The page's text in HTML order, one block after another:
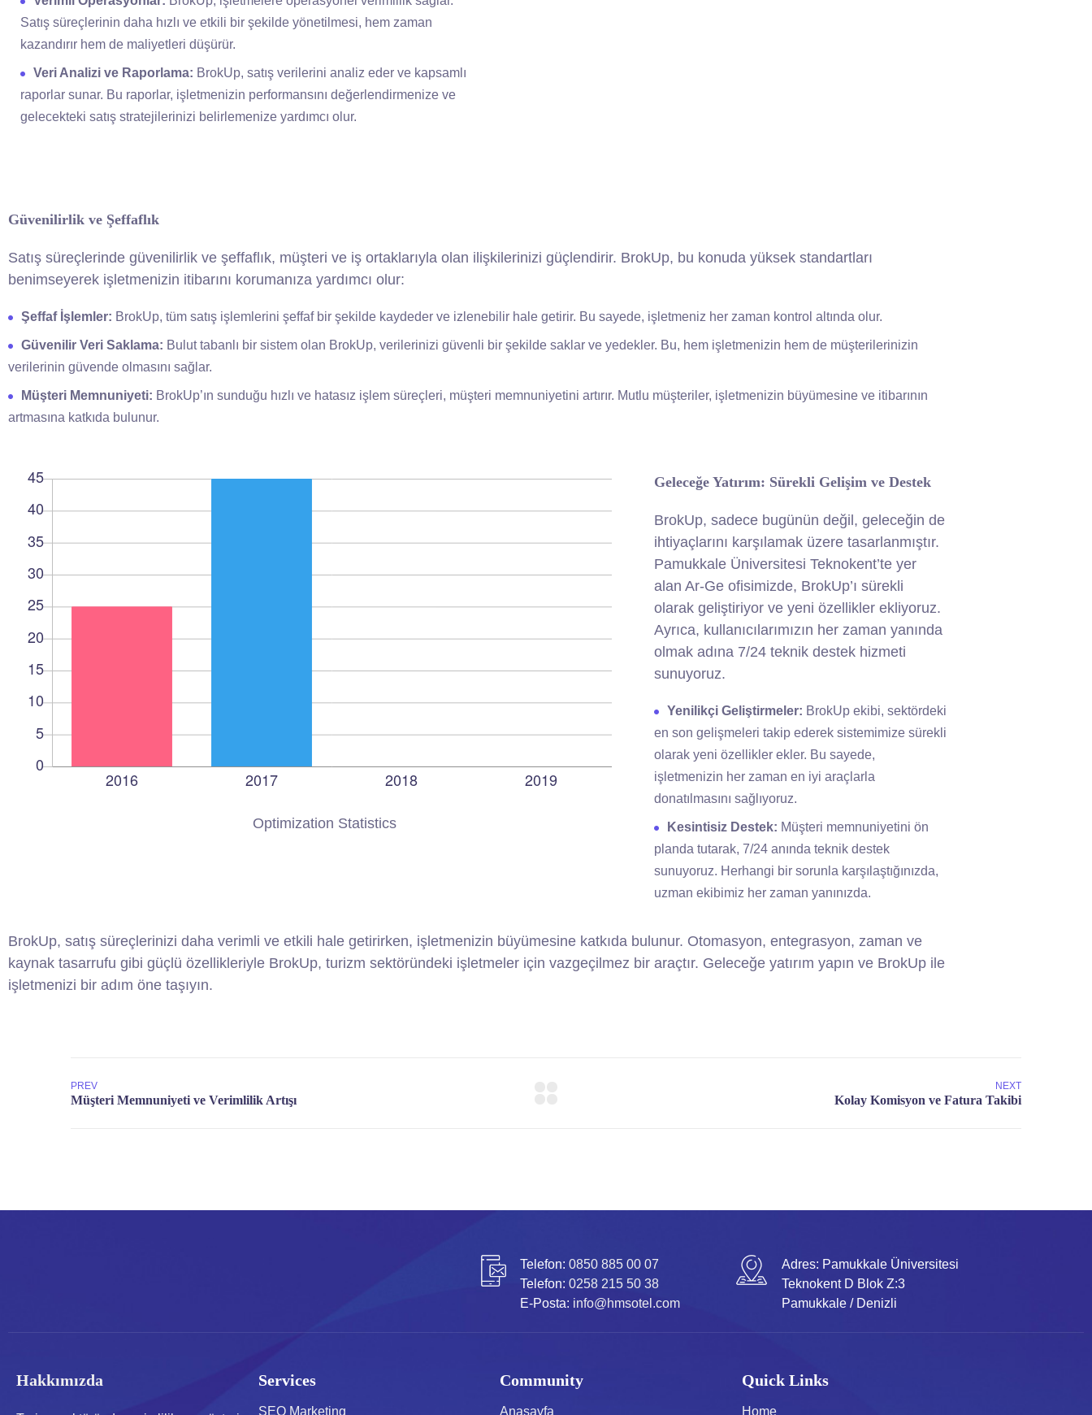
Satış süreçlerinin daha hızlı ve etkili bir şekilde yönetilmesi, hem zaman
kazandırır hem de maliyetleri düşürür.
Veri Analizi ve Raporlama: BrokUp, satış verilerini analiz eder ve kapsamlı
raporlar sunar. Bu raporlar, işletmenizin performansını değerlendirmenize ve
gelecekteki satış stratejilerinizi belirlemenize yardımcı olur.
Güvenilirlik ve Şeffaflık
Satış süreçlerinde güvenilirlik ve şeffaflık, müşteri ve iş ortaklarıyla olan ilişkilerinizi güçlendirir. BrokUp, bu konuda yüksek standartları
benimseyerek işletmenizin itibarını korumanıza yardımcı olur:
Şeffaf İşlemler: BrokUp, tüm satış işlemlerini şeffaf bir şekilde kaydeder ve izlenebilir hale getirir. Bu sayede, işletmeniz her zaman kontrol altında olur.
Güvenilir Veri Saklama: Bulut tabanlı bir sistem olan BrokUp, verilerinizi güvenli bir şekilde saklar ve yedekler. Bu, hem işletmenizin hem de müşterilerinizin
verilerinin güvende olmasını sağlar.
Müşteri Memnuniyeti: BrokUp’ın sunduğu hızlı ve hatasız işlem süreçleri, müşteri memnuniyetini artırır. Mutlu müşteriler, işletmenizin büyümesine ve itibarının
artmasına katkıda bulunur.
Optimization Statistics
Geleceğe Yatırım: Sürekli Gelişim ve Destek
BrokUp, sadece bugünün değil, geleceğin de
ihtiyaçlarını karşılamak üzere tasarlanmıştır.
Pamukkale Üniversitesi Teknokent’te yer
alan Ar-Ge ofisimizde, BrokUp’ı sürekli
olarak geliştiriyor ve yeni özellikler ekliyoruz.
Ayrıca, kullanıcılarımızın her zaman yanında
olmak adına 7/24 teknik destek hizmeti
sunuyoruz.
Yenilikçi Geliştirmeler: BrokUp ekibi, sektördeki
en son gelişmeleri takip ederek sistemimize sürekli
olarak yeni özellikler ekler. Bu sayede,
işletmenizin her zaman en iyi araçlarla
donatılmasını sağlıyoruz.
Kesintisiz Destek: Müşteri memnuniyetini ön
planda tutarak, 7/24 anında teknik destek
sunuyoruz. Herhangi bir sorunla karşılaştığınızda,
uzman ekibimiz her zaman yanınızda.
BrokUp, satış süreçlerinizi daha verimli ve etkili hale getirirken, işletmenizin büyümesine katkıda bulunur. Otomasyon, entegrasyon, zaman ve
kaynak tasarrufu gibi güçlü özellikleriyle BrokUp, turizm sektöründeki işletmeler için vazgeçilmez bir araçtır. Geleceğe yatırım yapın ve BrokUp ile
işletmenizi bir adım öne taşıyın.
PREV NEXT
Telefon: 0850 885 00 07
Telefon: 0258 215 50 38
E-Posta: info@hmsotel.com
Adres: Pamukkale Üniversitesi
Teknokent D Blok Z:3
Pamukkale / Denizli
Hakkımızda Services
SEO Marketing
Community
Anasayfa
Quick Links
Home